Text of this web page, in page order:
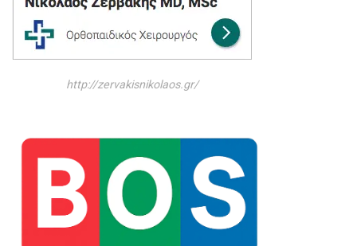
http://zervakisnikolaos.gr/